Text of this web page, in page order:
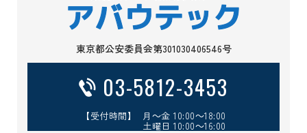
東京都公安委員会第301030406546号
03-5812-3453
【受付時間】 月～金 10:00～18:00
土曜日 10:00～16:00